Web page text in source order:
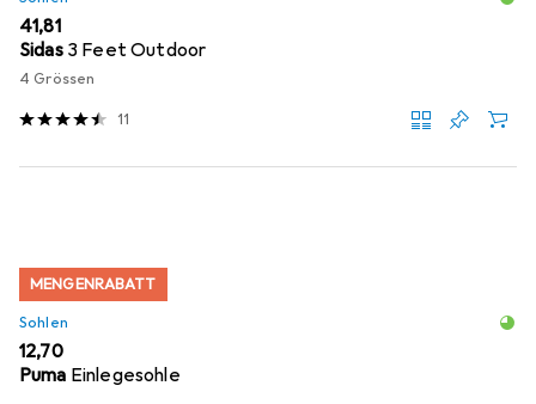
EUR
41,81
Sidas 3 Feet Outdoor
4 Grössen
11
MENGENRABATT
Sohlen
EUR
12,70
Puma Einlegesohle